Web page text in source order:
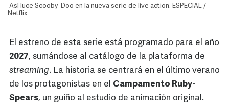
Así luce Scooby-Doo en la nueva serie de live action. ESPECIAL /
Netflix
El estreno de esta serie está programado para el año
2027, sumándose al catálogo de la plataforma de
streaming. La historia se centrará en el último verano
de los protagonistas en el Campamento Ruby-
Spears, un guiño al estudio de animación original.